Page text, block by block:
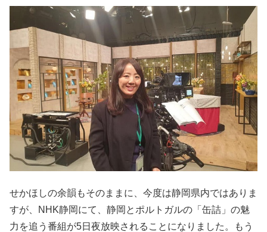
せかほしの余韻もそのままに、今度は静岡県内ではありま
すが、NHK静岡にて、静岡とポルトガルの「缶詰」の魅
力を追う番組が5日夜放映されることになりました。もう